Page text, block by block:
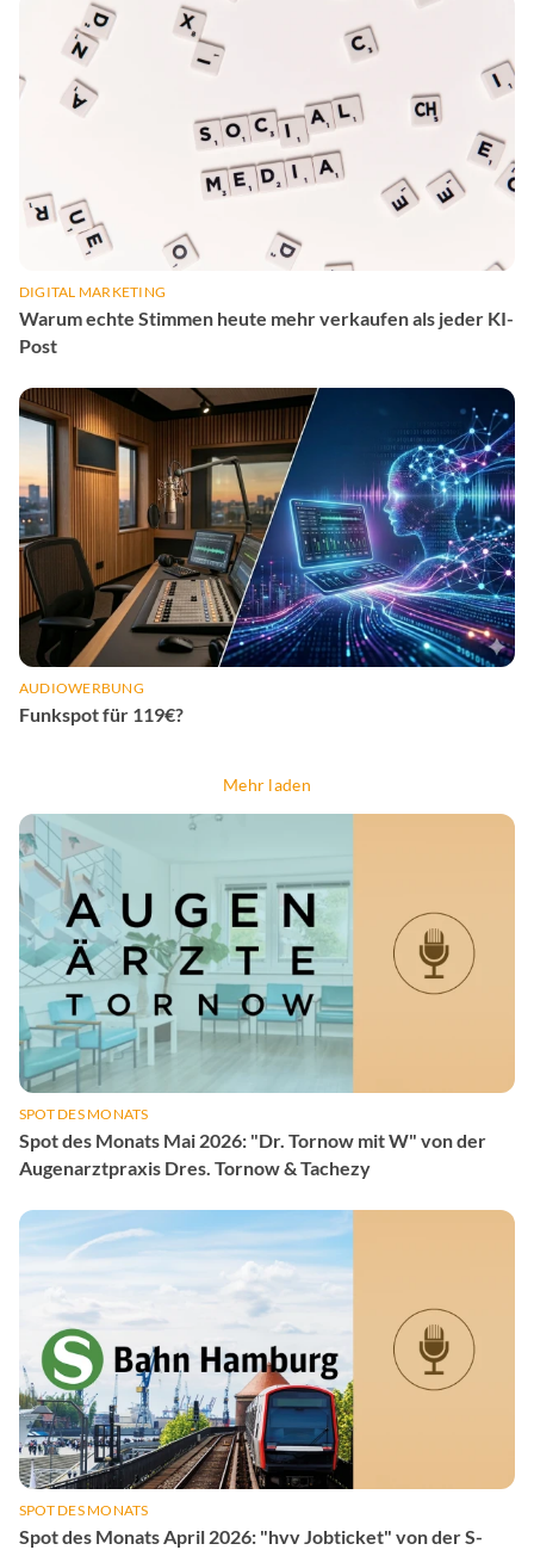
DIGITAL MARKETING
Warum echte Stimmen heute mehr verkaufen als jeder KI-
Post
AUDIOWERBUNG
Funkspot für 119€?
Mehr laden
SPOT DES MONATS
Spot des Monats Mai 2026: "Dr. Tornow mit W" von der
Augenarztpraxis Dres. Tornow & Tachezy
SPOT DES MONATS
Spot des Monats April 2026: "hvv Jobticket" von der S-